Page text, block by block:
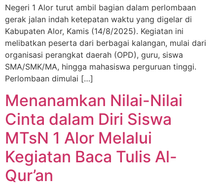
Negeri 1 Alor turut ambil bagian dalam perlombaan
gerak jalan indah ketepatan waktu yang digelar di
Kabupaten Alor, Kamis (14/8/2025). Kegiatan ini
melibatkan peserta dari berbagai kalangan, mulai dari
organisasi perangkat daerah (OPD), guru, siswa
SMA/SMK/MA, hingga mahasiswa perguruan tinggi.
Perlombaan dimulai […]
Menanamkan Nilai-Nilai
Cinta dalam Diri Siswa
MTsN 1 Alor Melalui
Kegiatan Baca Tulis Al-
Qur’an